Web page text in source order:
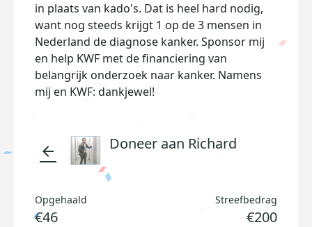
in plaats van kado's. Dat is heel hard nodig,
want nog steeds krijgt 1 op de 3 mensen in
Nederland de diagnose kanker. Sponsor mij
en help KWF met de financiering van
belangrijk onderzoek naar kanker. Namens
mij en KWF: dankjewel!
arrow_back Doneer aan Richard
Opgehaald
€46
Streefbedrag
€200